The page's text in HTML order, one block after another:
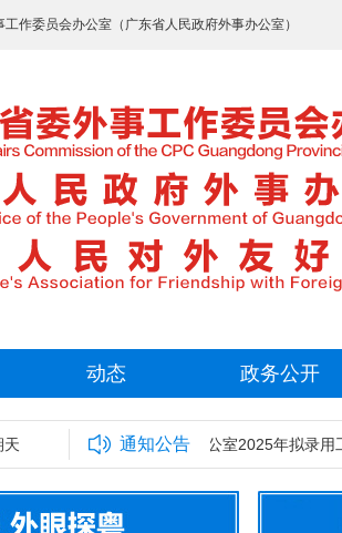
作委员会办公室（广东省人民政府外事办公室）
动态 政务公开
天 通知公告
广东省委外事工作委员会办公室2025年拟录用